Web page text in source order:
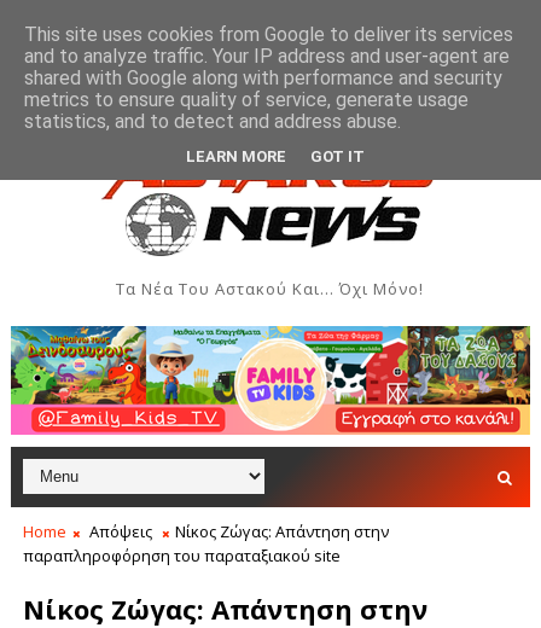
ΑΘΛΗΤΙΚΆ Σε εξέλιξη η 36η Διεθνής Ιστιοπλοϊκή
Τα Νέα Του Αστακού Και... Όχι Μόνο!
Home Απόψεις
Νίκος Ζώγας: Απάντηση στην
παραπληροφόρηση του παραταξιακού site
Νίκος Ζώγας: Απάντηση στην
This site uses cookies from Google to deliver its services
and to analyze traffic. Your IP address and user-agent are
shared with Google along with performance and security
metrics to ensure quality of service, generate usage
statistics, and to detect and address abuse.
LEARN MORE GOT IT